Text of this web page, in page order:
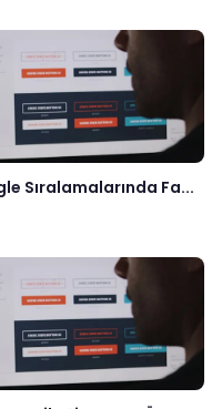
Sıralamalarında Fa...